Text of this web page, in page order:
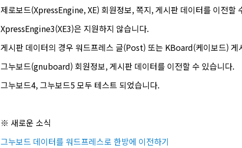
제로보드(XpressEngine, XE) 회원정보, 쪽지, 게시판 데이터를 이전할
XpressEngine3(XE3)은 지원하지 않습니다.
게시판 데이터의 경우 워드프레스 글(Post) 또는 KBoard(케이보드) 게
그누보드(gnuboard) 회원정보, 게시판 데이터를 이전할 수 있습니다.
그누보드4, 그누보드5 모두 테스트 되었습니다.
※ 새로운 소식
그누보드 데이터를 워드프레스로 한방에 이전하기